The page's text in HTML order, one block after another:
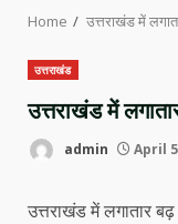
Home उत्तराखंड में
उत्तराखंड
उत्तराखंड में
admin April
उत्तराखंड में लगातार